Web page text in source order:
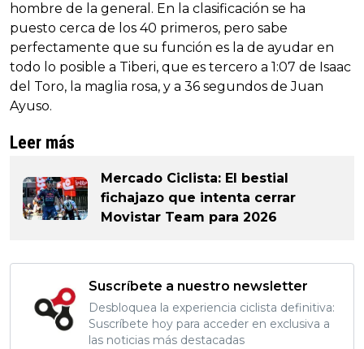
hombre de la general. En la clasificación se ha
puesto cerca de los 40 primeros, pero sabe
perfectamente que su función es la de ayudar en
todo lo posible a Tiberi, que es tercero a 1:07 de Isaac
del Toro, la maglia rosa, y a 36 segundos de Juan
Ayuso.
Leer más
Mercado Ciclista: El bestial
fichajazo que intenta cerrar
Movistar Team para 2026
Suscríbete a nuestro newsletter
Desbloquea la experiencia ciclista definitiva:
Suscríbete hoy para acceder en exclusiva a
las noticias más destacadas